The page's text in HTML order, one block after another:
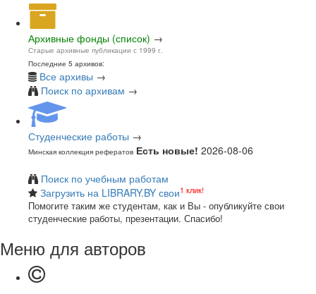
Архивные фонды (список) →
Старые архивные публикации с 1999 г.
Последние 5 архивов:
Все архивы →
Поиск по архивам →
Студенческие работы →
Минская коллекция рефератов Есть новые! 2026-08-06
Поиск по учебным работам
Загрузить на LIBRARY.BY свои1 клик!
Помогите таким же студентам, как и Вы - опубликуйте свои
студенческие работы, презентации. Спасибо!
Меню для авторов